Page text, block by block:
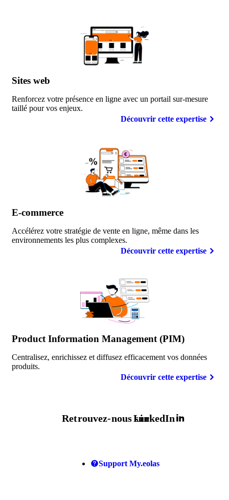
Sites web
Renforcez votre présence en ligne avec un portail sur-mesure
taillé pour vos enjeux.
Découvrir cette expertise
E-commerce
Accélérez votre stratégie de vente en ligne, même dans les
environnements les plus complexes.
Découvrir cette expertise
Product Information Management (PIM)
Centralisez, enrichissez et diffusez efficacement vos données
produits.
Découvrir cette expertise
Retrouvez-nous surLinkedIn
Support My.eolas